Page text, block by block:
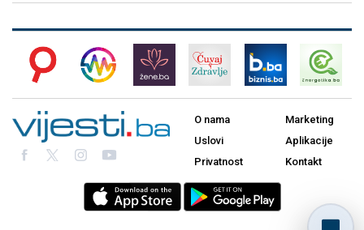
O nama
Uslovi
Privatnost
Marketing
Aplikacije
Kontakt